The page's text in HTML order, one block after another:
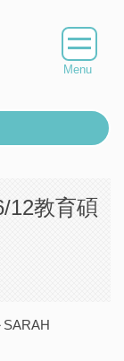
12教育碩
SARAH